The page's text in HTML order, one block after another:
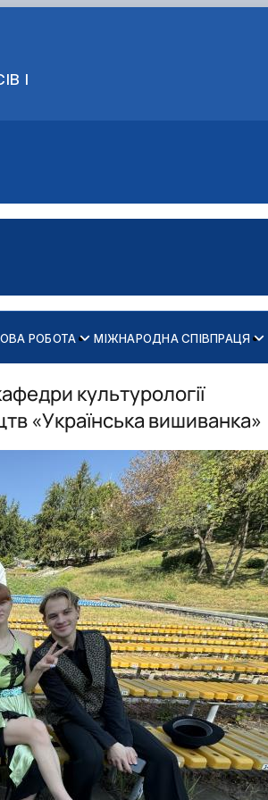
І
РОБОТА МІЖНАРОДНА СПІВПРАЦЯ
Семеновського
культурології
«Українська вишиванка»